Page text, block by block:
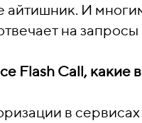
айтишник. И
на
Flash Call, какие
в